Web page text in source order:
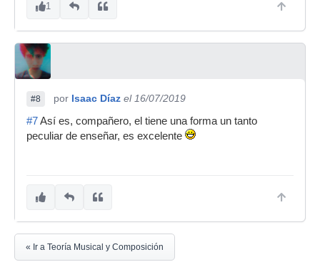
1
#8 por Isaac Díaz el 16/07/2019
#7Así es, compañero, el tiene una forma un tanto
peculiar de enseñar, es excelente
« Ir a Teoría Musical y Composición